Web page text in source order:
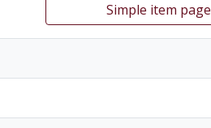
Simple item page